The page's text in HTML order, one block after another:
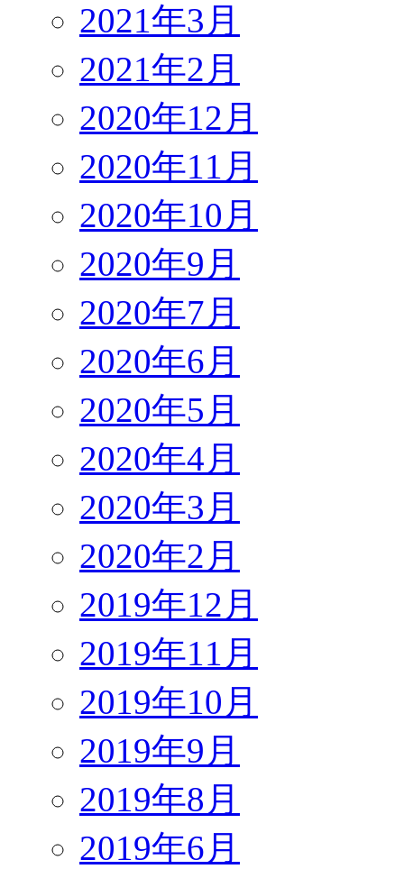
2021年3月
2021年2月
2020年12月
2020年11月
2020年10月
2020年9月
2020年7月
2020年6月
2020年5月
2020年4月
2020年3月
2020年2月
2019年12月
2019年11月
2019年10月
2019年9月
2019年8月
2019年6月